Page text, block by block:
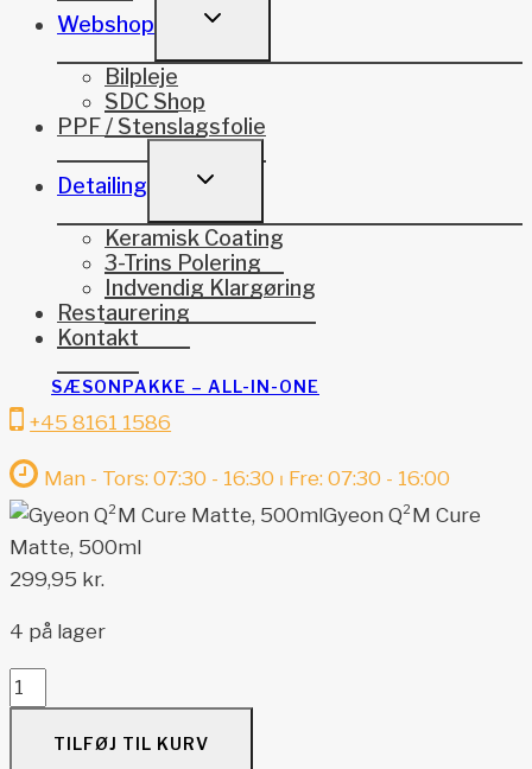
Webshop
TOGGLE
Bilpleje
SDC Shop
PPF / Stenslagsfolie
Detailing
TOGGLE
Keramisk Coating
3-Trins Polering
Indvendig Klargøring
Restaurering
Kontakt
SÆSONPAKKE – ALL-IN-ONE
+45 8161 1586
Man - Tors: 07:30 - 16:30 ⏐ Fre: 07:30 - 16:00
Gyeon Q²M Cure
Matte, 500ml
299,95 kr.
4 på lager
Gyeon
Q²M
TILFØJ TIL KURV